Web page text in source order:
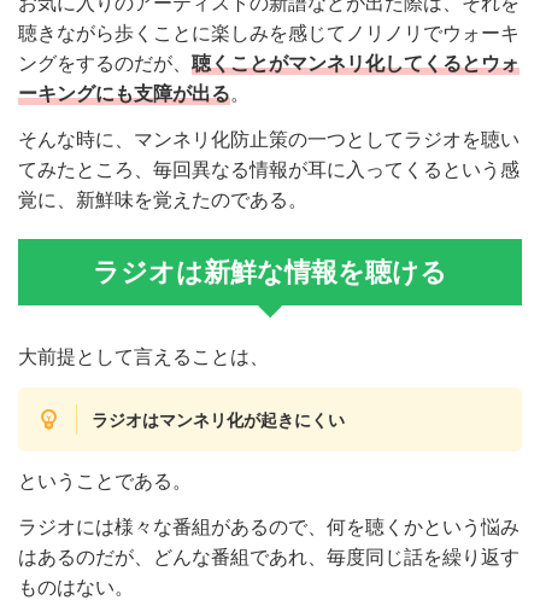
聴きながら歩くことに楽しみを感じてノリノリでウォーキ
ングをするのだが、 聴くことがマンネリ化してくるとウォ
ーキングにも支障が出る。
そんな時に、マンネリ化防止策の一つとしてラジオを聴い
てみたところ、毎回異なる情報が耳に入ってくるという感
覚に、新鮮味を覚えたのである。
ラジオは新鮮な情報を聴ける
大前提として言えることは、
ラジオはマンネリ化が起きにくい
ということである。
ラジオには様々な番組があるので、何を聴くかという悩み
はあるのだが、どんな番組であれ、毎度同じ話を繰り返す
ものはない。